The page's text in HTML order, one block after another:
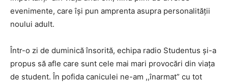
evenimente, care își pun amprenta asupra personalității
noului adult.
Într-o zi de duminică însorită, echipa radio Studentus și-a
propus să afle care sunt cele mai mari provocări din viața
de student. În pofida caniculei ne-am ,,înarmat” cu tot